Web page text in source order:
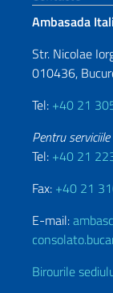
Ambasada
Str. Nicolae
010436,
Tel: +40 21
Pentru
Tel: +40 21
Fax: +40 21
E-mail:
Birourile